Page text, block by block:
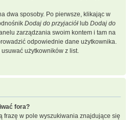
dwa sposoby. Po pierwsze, klikając w
Dodaj do przyjaciół lub Dodaj do
zarządzania swoim kontem i tam na
odpowiednie dane użytkownika.
użytkowników z list.
fora?
frazę w pole wyszukiwania znajdujące się